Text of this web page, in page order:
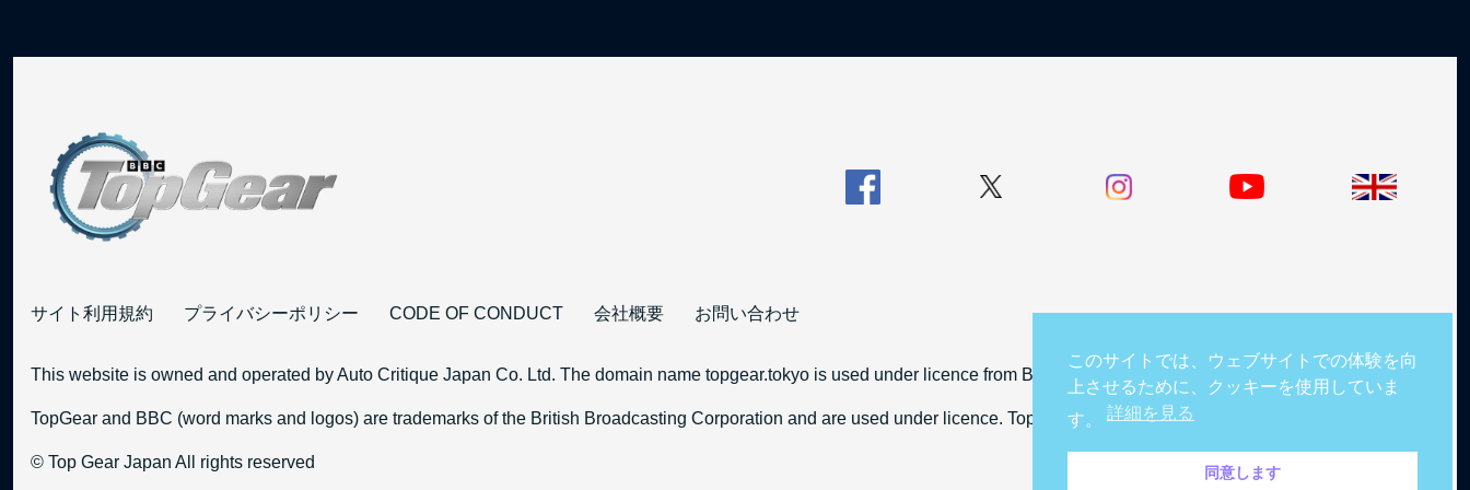
サイト利用規約 プライバシーポリシー CODE OF CONDUCT 会社概要 お問い合わせ
This website is owned and operated by Auto Critique Japan Co. Ltd. The domain name topgear.tokyo is used under licence from BBC Studios Distribution Limited.
TopGear and BBC (word marks and logos) are trademarks of the British Broadcasting Corporation and are used under licence. TopGear and BBC logos © BBC.
© Top Gear Japan All rights reserved
このサイトでは、ウェブサイトでの体験を向
上させるために、クッキーを使用していま
す。 詳細を見る
同意します